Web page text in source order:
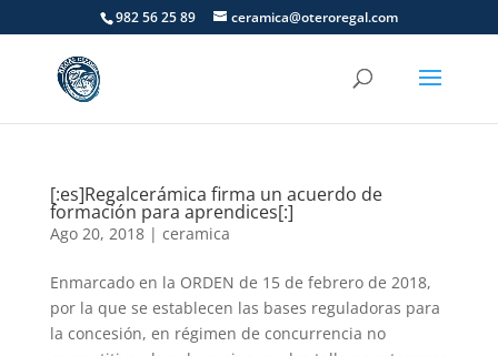
982 56 25 89 ceramica@oteroregal.com
[:es]Regalcerámica firma un acuerdo de
formación para aprendices[:]
Ago 20, 2018| ceramica
Enmarcado en la ORDEN de 15 de febrero de 2018,
por la que se establecen las bases reguladoras para
la concesión, en régimen de concurrencia no